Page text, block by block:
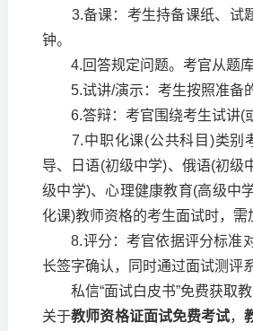
3.备课：考生持备课纸、试题
钟。
4.回答规定问题。考官从题库
5.试讲/演示：考生按照准备的
6.答辩：考官围绕考生试讲(或
7.中职化课(公共科目)类别考
导、日语(初级中学)、俄语(初级
级中学)、心理健康教育(高级中
化课)教师资格的考生面试时，需
8.评分：考官依据评分标准对
长签字确认，同时通过面试测评
私信“面试白皮书”免费获取教
关于教师资格证面试免费考试，